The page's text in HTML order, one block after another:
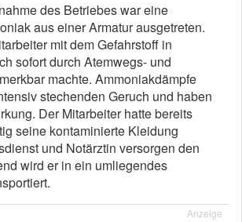
des Betriebes war eine
aus einer Armatur ausgetreten.
mit dem Gefahrstoff in
sofort durch Atemwegs- und
machte. Ammoniakdämpfe
stechenden Geruch und haben
Der Mitarbeiter hatte bereits
seine kontaminierte Kleidung
und Notärztin versorgen den
wird er in ein umliegendes
Anzeige